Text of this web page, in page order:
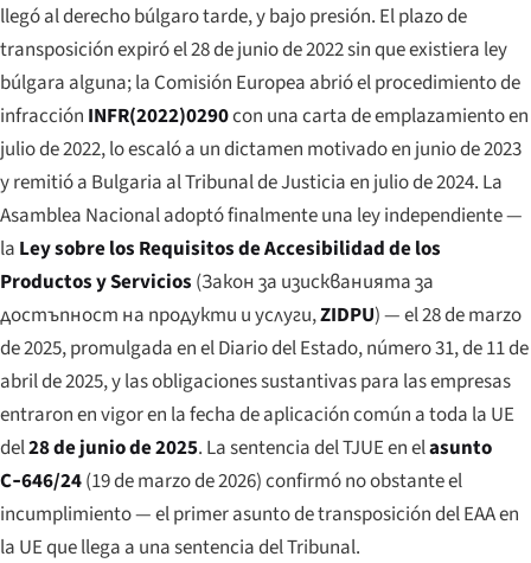
llegó al derecho búlgaro tarde, y bajo presión. El plazo de
transposición expiró el 28 de junio de 2022 sin que existiera ley
búlgara alguna; la Comisión Europea abrió el procedimiento de
infracción INFR(2022)0290con una carta de emplazamiento en
julio de 2022, lo escaló a un dictamen motivado en junio de 2023
y remitió a Bulgaria al Tribunal de Justicia en julio de 2024. La
Asamblea Nacional adoptó finalmente una ley independiente —
la Ley sobre los Requisitos de Accesibilidad de los
Productos y Servicios (Закон за изискванията за
достъпност на продукти и услуги,ZIDPU) — el 28 de marzo
de 2025, promulgada en elDiario del Estado, número 31, de 11 de
abril de 2025, y las obligaciones sustantivas para las empresas
entraron en vigor en la fecha de aplicación común a toda la UE
del28 de junio de 2025. La sentencia del TJUE en elasunto
C‑646/24(19 de marzo de 2026) confirmó no obstante el
incumplimiento — el primer asunto de transposición del EAA en
la UE que llega a una sentencia del Tribunal.